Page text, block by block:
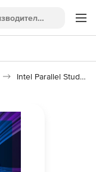
Intel Parallel Studio XE Composer Edition for C++ and Fortran